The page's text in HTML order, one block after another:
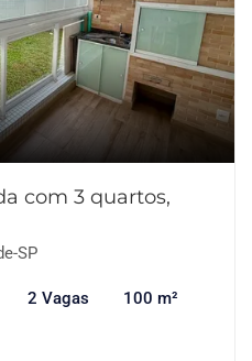
com 3 quartos,
SP
2 Vagas 100 m²